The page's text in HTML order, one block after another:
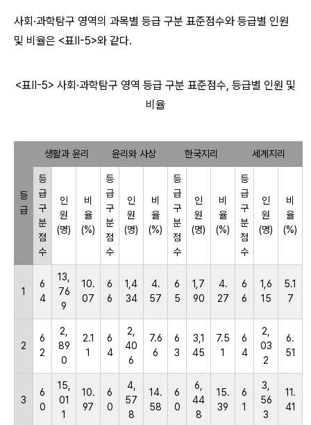
사회·과학탐구 영역의 과목별 등급 구분 표준점수와 등급별 인원
및 비율은 <표Ⅱ-5>와 같다.
<표Ⅱ-5> 사회·과학탐구 영역 등급 구분 표준점수, 등급별 인원 및
비율
등
급
생활과 윤리 윤리와 사상 한국지리 세계지리
등
급
구
분
점
수
인
원
(명)
비
율
(%)
등
급
구
분
점
수
인
원
(명)
비
율
(%)
등
급
구
분
점
수
인
원
(명)
비
율
(%)
등
급
구
분
점
수
인
원
(명)
비
율
(%)
1
6
4
13,
76
9
10.
07
6
6
1,4
34
4.
57
6
5
1,7
90
4.
27
6
6
1,6
15
5.1
7
2
6
2
2,
89
0
2.1
1
6
4
2,
40
6
7.6
6
6
3
3,1
45
7.5
1
6
4
2,
03
2
6.
51
3
6
0
15,
01
1
10.
97
6
0
4,
57
8
14.
58
6
0
6,
44
8
15.
39
6
1
3,
56
3
11.
41